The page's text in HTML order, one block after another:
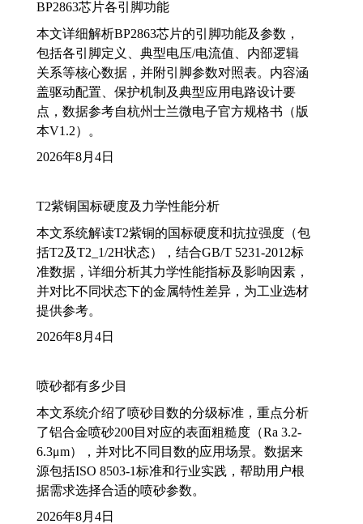
BP2863芯片各引脚功能
本文详细解析BP2863芯片的引脚功能及参数，
包括各引脚定义、典型电压/电流值、内部逻辑
关系等核心数据，并附引脚参数对照表。内容涵
盖驱动配置、保护机制及典型应用电路设计要
点，数据参考自杭州士兰微电子官方规格书（版
本V1.2）。
2026年8月4日
T2紫铜国标硬度及力学性能分析
本文系统解读T2紫铜的国标硬度和抗拉强度（包
括T2及T2_1/2H状态），结合GB/T 5231-2012标
准数据，详细分析其力学性能指标及影响因素，
并对比不同状态下的金属特性差异，为工业选材
提供参考。
2026年8月4日
喷砂都有多少目
本文系统介绍了喷砂目数的分级标准，重点分析
了铝合金喷砂200目对应的表面粗糙度（Ra 3.2-
6.3μm），并对比不同目数的应用场景。数据来
源包括ISO 8503-1标准和行业实践，帮助用户根
据需求选择合适的喷砂参数。
2026年8月4日